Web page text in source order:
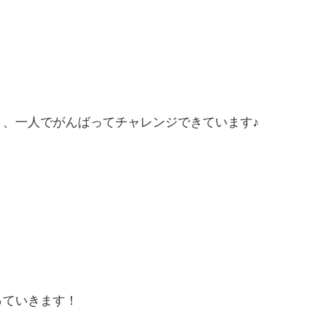
一人でがんばってチャレンジできています♪
いきます！